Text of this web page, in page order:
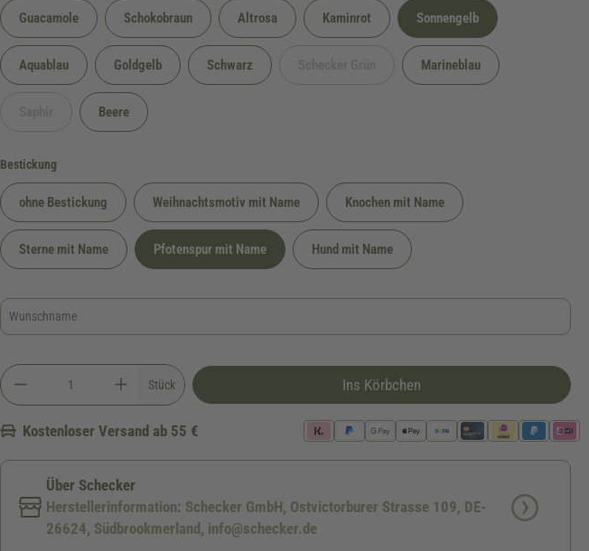
Guacamole Schokobraun Altrosa Kaminrot Sonnengelb
Aquablau Goldgelb Schwarz (Diese Option ist zurzeit nicht verfügbar.)
Marineblau
(Diese Option ist zurzeit nicht verfügbar.)
Beere
Bestickung
ohne Bestickung Weihnachtsmotiv mit Name Knochen mit Name
Sterne mit Name Pfotenspur mit Name Hund mit Name
Stück Ins Körbchen
Kostenloser Versand ab 55 €
Über Schecker
Herstellerinformation: Schecker GmbH, Ostvictorburer Strasse 109, DE-
26624, Südbrookmerland, info@schecker.de